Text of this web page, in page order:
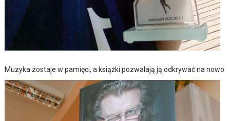
Muzyka zostaje w pamięci, a książki pozwalają ją odkrywać na nowo